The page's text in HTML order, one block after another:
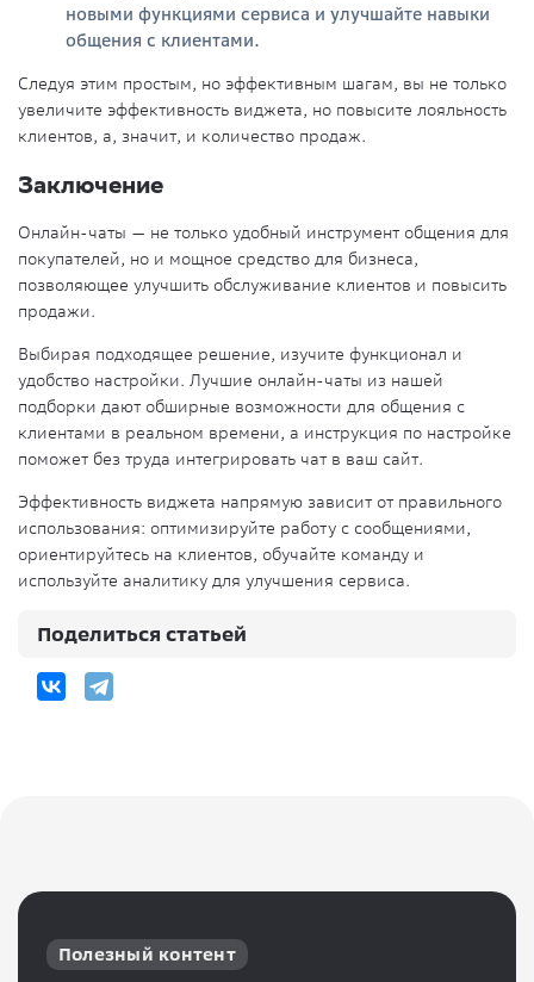
новыми функциями сервиса и улучшайте навыки
общения с клиентами.
Следуя этим простым, но эффективным шагам, вы не только
увеличите эффективность виджета, но повысите лояльность
клиентов, а, значит, и количество продаж.
Заключение
Онлайн-чаты — не только удобный инструмент общения для
покупателей, но и мощное средство для бизнеса,
позволяющее улучшить обслуживание клиентов и повысить
продажи.
Выбирая подходящее решение, изучите функционал и
удобство настройки. Лучшие онлайн-чаты из нашей
подборки дают обширные возможности для общения с
клиентами в реальном времени, а инструкция по настройке
поможет без труда интегрировать чат в ваш сайт.
Эффективность виджета напрямую зависит от правильного
использования: оптимизируйте работу с сообщениями,
ориентируйтесь на клиентов, обучайте команду и
используйте аналитику для улучшения сервиса.
Поделиться статьей
Полезный контент